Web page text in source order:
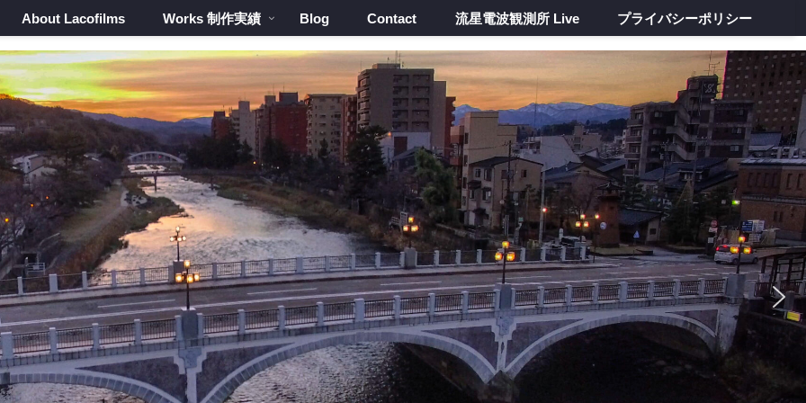
About Lacofilms Works 制作実績 Blog Contact 流星電波観測所 Live プライバシーポリシー